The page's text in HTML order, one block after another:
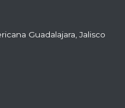
Guadalajara, Jalisco